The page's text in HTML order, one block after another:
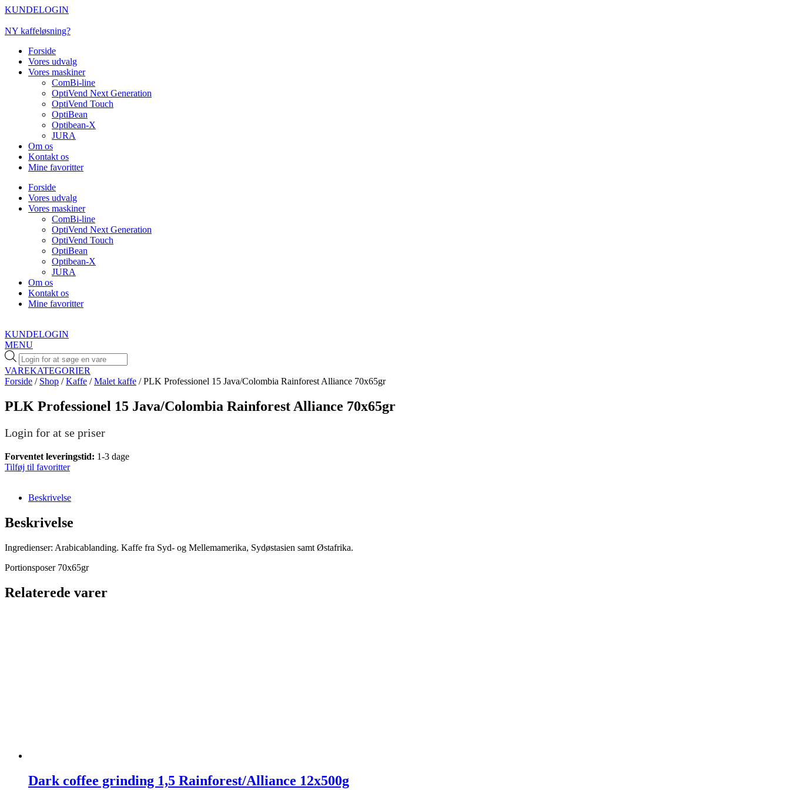
Videre
indhold
KUNDELOGIN
NY kaffeløsning?
Forside
Vores udvalg
Vores maskiner
ComBi-line
OptiVend Next Generation
OptiVend Touch
OptiBean
Optibean-X
JURA
Om os
Kontakt os
Mine favoritter
Forside
Vores udvalg
Vores maskiner
ComBi-line
OptiVend Next Generation
OptiVend Touch
OptiBean
Optibean-X
JURA
Om os
Kontakt os
Mine favoritter
KUNDELOGIN
MENU
Products
search
VAREKATEGORIER
Forside / Shop /Kaffe /Malet kaffe / PLK Professionel 15 Java/Colombia Rainforest Alliance 70x65gr
PLK Professionel 15 Java/Colombia Rainforest Alliance 70x65gr
Login for at se priser
Forventet leveringstid: 1-3 dage
Tilføj til favoritter
Beskrivelse
Beskrivelse
Ingredienser: Arabicablanding. Kaffe fra Syd- og Mellemamerika, Sydøstasien samt Østafrika.
Portionsposer 70x65gr
Relaterede varer
Dark coffee grinding 1,5 Rainforest/Alliance 12x500g